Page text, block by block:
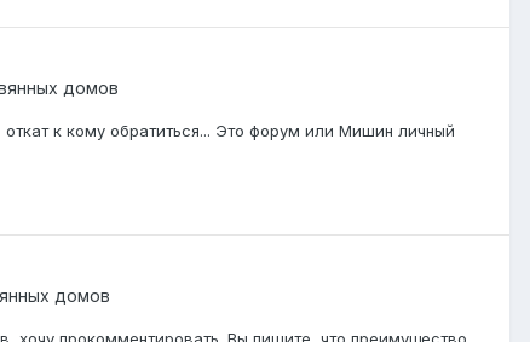
домов
к кому обратиться... Это форум или Мишин личный
домов
хочу прокомментировать. Вы пишите, что преимущество